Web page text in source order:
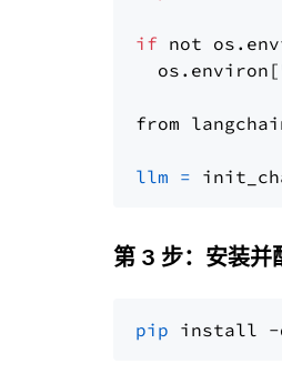
if not
  os.environ[
from
llm =
第 3 步：安装
pip